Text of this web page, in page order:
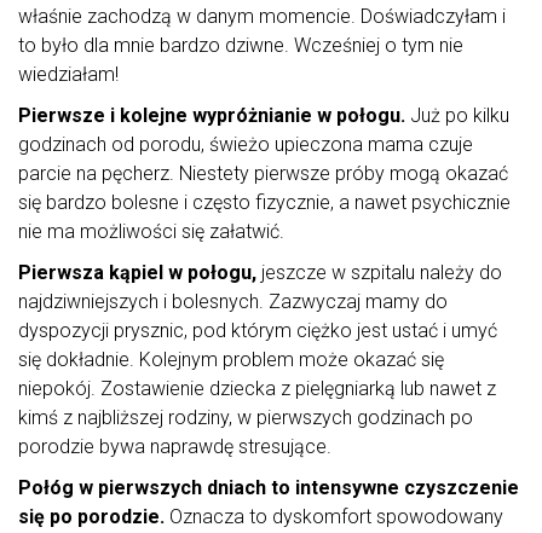
właśnie zachodzą w danym momencie. Doświadczyłam i
to było dla mnie bardzo dziwne. Wcześniej o tym nie
wiedziałam!
Pierwsze i kolejne wypróżnianie w połogu. Już po kilku
godzinach od porodu, świeżo upieczona mama czuje
parcie na pęcherz. Niestety pierwsze próby mogą okazać
się bardzo bolesne i często fizycznie, a nawet psychicznie
nie ma możliwości się załatwić.
Pierwsza kąpiel w połogu, jeszcze w szpitalu należy do
najdziwniejszych i bolesnych. Zazwyczaj mamy do
dyspozycji prysznic, pod którym ciężko jest ustać i umyć
się dokładnie. Kolejnym problem może okazać się
niepokój. Zostawienie dziecka z pielęgniarką lub nawet z
kimś z najbliższej rodziny, w pierwszych godzinach po
porodzie bywa naprawdę stresujące.
Połóg w pierwszych dniach to intensywne czyszczenie
się po porodzie. Oznacza to dyskomfort spowodowany